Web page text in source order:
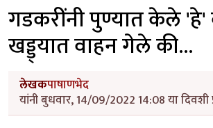
गडकरींनी पुण्यात केले 'हे'
खड्ड्यात वाहन गेले की...
लेखकपाषाणभेद
यांनी बुधवार, 14/09/2022 14:08 या